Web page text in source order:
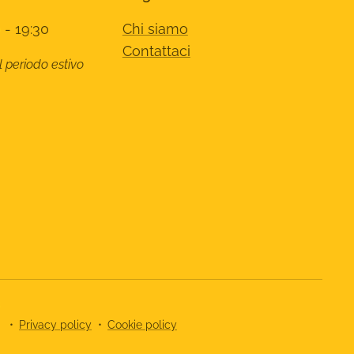
19:30
periodo estivo
Chi siamo
Contattaci
Privacy policy Cookie policy